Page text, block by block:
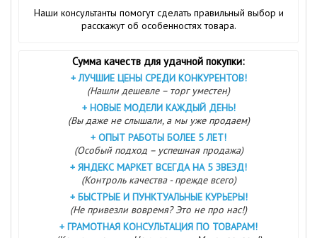
Наши консультанты помогут сделать правильный выбор и
расскажут об особенностях товара.
Сумма качеств для удачной покупки:
+ ЛУЧШИЕ ЦЕНЫ СРЕДИ КОНКУРЕНТОВ!
(Нашли дешевле – торг уместен)
+ НОВЫЕ МОДЕЛИ КАЖДЫЙ ДЕНЬ!
(Вы даже не слышали, а мы уже продаем)
+ ОПЫТ РАБОТЫ БОЛЕЕ 5 ЛЕТ!
(Особый подход – успешная продажа)
+ ЯНДЕКС МАРКЕТ ВСЕГДА НА 5 ЗВЕЗД!
(Контроль качества - прежде всего)
+ БЫСТРЫЕ И ПУНКТУАЛЬНЫЕ КУРЬЕРЫ!
(Не привезли вовремя? Это не про нас!)
+ ГРАМОТНАЯ КОНСУЛЬТАЦИЯ ПО ТОВАРАМ!